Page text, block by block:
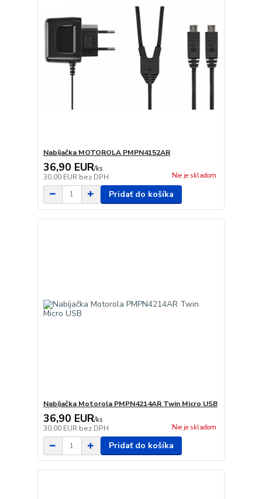
Nabíjačka MOTOROLA PMPN4152AR
36,90 EUR/ks
30,00 EUR bez DPH Nie je skladom
Pridať do košíka
Nabíjačka Motorola PMPN4214AR Twin Micro USB
36,90 EUR/ks
30,00 EUR bez DPH Nie je skladom
Pridať do košíka